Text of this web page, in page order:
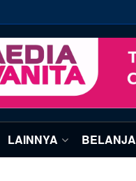
LAINNYA BELANJA